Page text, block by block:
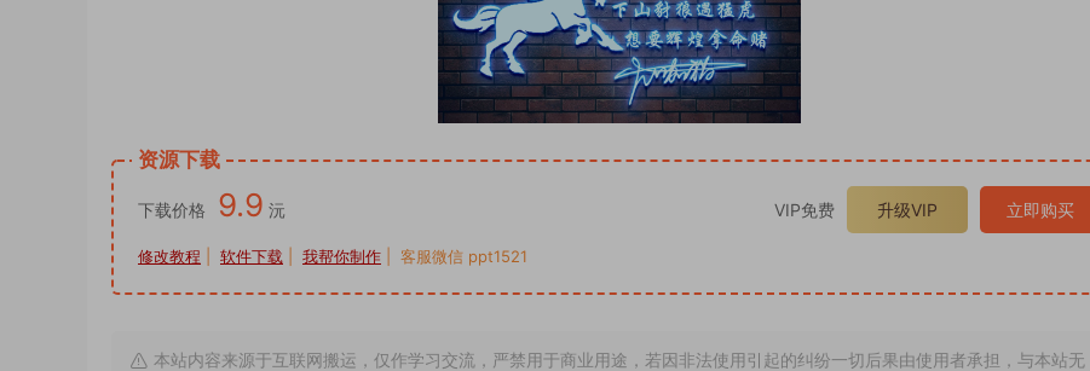
资源下载
下载价格 9.9 沅 VIP免费 升级VIP 立即购买
修改教程 软件下载 我帮你制作 | 客服微信 ppt1521
本站内容来源于互联网搬运，仅作学习交流，严禁用于商业用途，若因非法使用引起的纠纷一切后果由使用者承担，与本站无